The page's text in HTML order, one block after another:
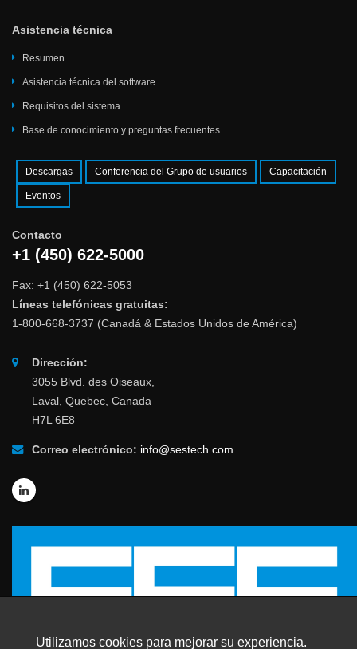
Asistencia técnica
Resumen
Asistencia técnica del software
Requisitos del sistema
Base de conocimiento y preguntas frecuentes
Descargas Conferencia del Grupo de usuarios Capacitación
Eventos
Contacto
+1 (450) 622-5000
Fax: +1 (450) 622-5053
Líneas telefónicas gratuitas:
1-800-668-3737 (Canadá & Estados Unidos de América)
Dirección:
3055 Blvd. des Oiseaux,
Laval, Quebec, Canada
H7L 6E8
Correo electrónico: info@sestech.com
Utilizamos cookies para mejorar su experiencia.